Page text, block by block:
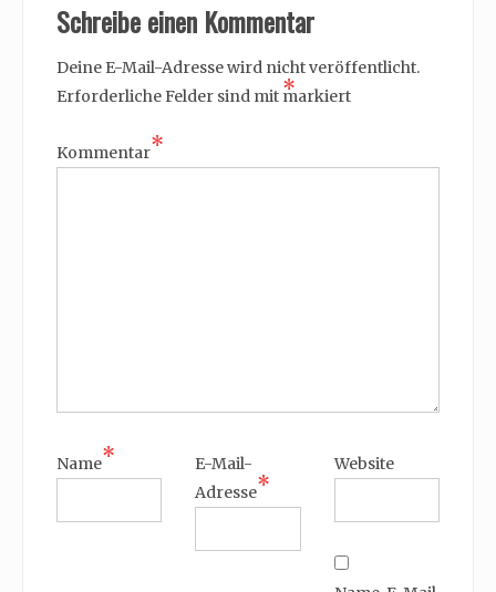
Schreibe einen Kommentar
Deine E-Mail-Adresse wird nicht veröffentlicht.
Erforderliche Felder sind mit *
markiert
Kommentar*
Name*
E-Mail-
Adresse*
Website